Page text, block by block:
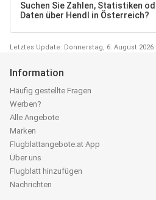
Suchen Sie Zahlen, Statistiken
Daten über Hendl in Österreich?
Letztes Update: Donnerstag, 6. August 2026
Information
Häufig gestellte Fragen
Werben?
Alle Angebote
Marken
Flugblattangebote.at App
Über uns
Flugblatt hinzufügen
Nachrichten